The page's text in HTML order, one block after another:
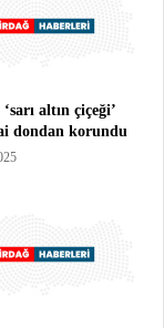
altın çiçeği’
dondan korundu